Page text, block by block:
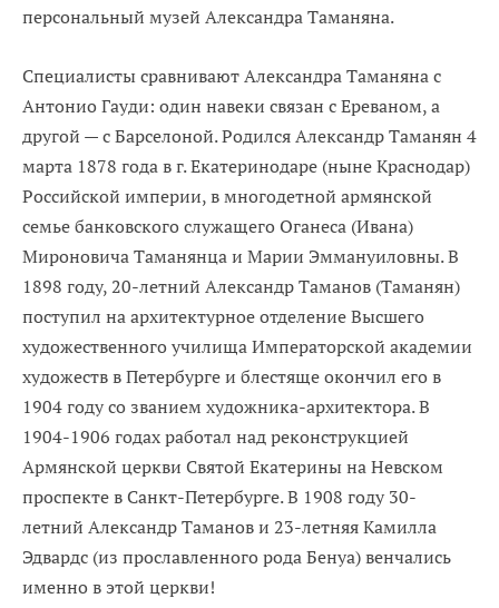
персональный музей Александра Таманяна.
Специалисты сравнивают Александрa Таманяна с
Антонио Гауди: один навеки связан с Ереваном, a
другой — с Барселоной. Родился Александр Таманян 4
марта 1878 года в г. Екатеринодаре (ныне Краснодар)
Российской империи, в многодетной армянской
семье банковского служащего Оганеса (Ивана)
Мироновича Таманянца и Марии Эммануиловны. В
1898 году, 20-летний Александр Таманов (Таманян)
поступил на архитектурное отделение Высшего
художественного училища Императорской академии
художеств в Петербурге и блестяще окончил его в
1904 году со званием художника-архитектора. В
1904-1906 годах работал над реконструкцией
Армянской церкви Святой Екатерины на Невском
проспекте в Санкт-Петербурге. В 1908 году 30-
летний Александр Таманов и 23-летняя Камилла
Эдвардс (из прославленного рода Бенуа) венчались
именно в этой церкви!